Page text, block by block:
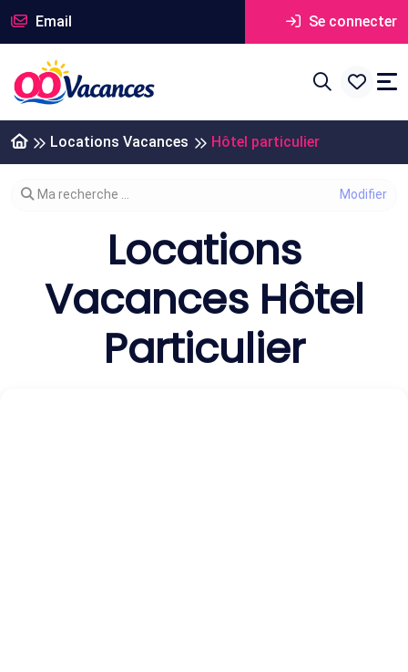
Email Se connecter
Locations Vacances Hôtel particulier
Modifier votre recherche
Ma recherche ...
Locations
Vacances Hôtel
Particulier